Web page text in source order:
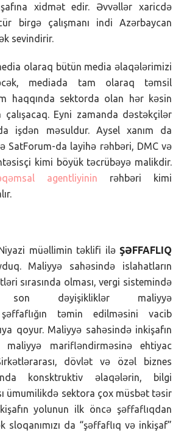
xidmət edir. Əvvəllər xaricdə
birgə çalışmanı indi Azərbaycan
sevindirir.
olaraq bütün media əlaqələrimizi
mediada tam olaraq təmsil
haqqında sektorda olan hər kəsin
çalışacaq. Eyni zamanda dəstəkçilər
işdən məsuldur. Aysel xanım da
SatForum-da layihə rəhbəri, DMC və
kimi böyük təcrübəyə malikdir.
agentliyinin rəhbəri kimi
müəllimin təklifi ilə ŞƏFFAFLIQ
Maliyyə sahəsində islahatların
sırasında olması, vergi sistemində
dəyişikliklər maliyyə
şəffaflığın təmin edilməsini vacib
qoyur. Maliyyə sahəsində inkişafın
maliyyə marifləndirməsinə ehtiyac
dövlət və özəl biznes
konsktruktiv əlaqələrin, bilgi
ümumilikdə sektora çox müsbət təsir
yolunun ilk öncə şəffaflıqdan
sloqanımızı da “şəffaflıq və inkişaf”